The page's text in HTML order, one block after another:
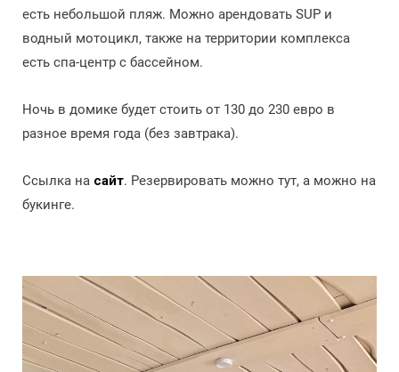
есть небольшой пляж. Можно арендовать SUP и
водный мотоцикл, также на территории комплекса
есть спа-центр с бассейном.
Ночь в домике будет стоить от 130 до 230 евро в
разное время года (без завтрака).
Ссылка на сайт. Резервировать можно тут, а можно на
букинге.